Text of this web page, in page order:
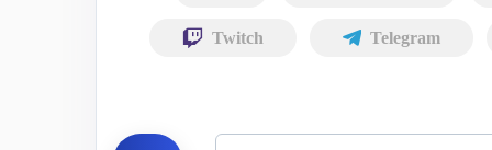
Twitch Telegram